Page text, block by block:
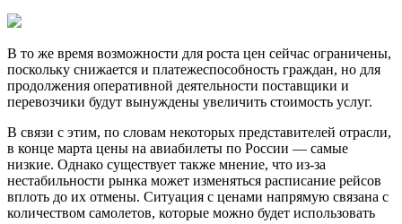
В то же время возможности для роста цен сейчас ограничены,
поскольку снижается и платежеспособность граждан, но для
продолжения оперативной деятельности поставщики и
перевозчики будут вынуждены увеличить стоимость услуг.
В связи с этим, по словам некоторых представителей отрасли,
в конце марта цены на авиабилеты по России — самые
низкие. Однако существует также мнение, что из-за
нестабильности рынка может изменяться расписание рейсов
вплоть до их отмены. Ситуация с ценами напрямую связана с
количеством самолетов, которые можно будет использовать